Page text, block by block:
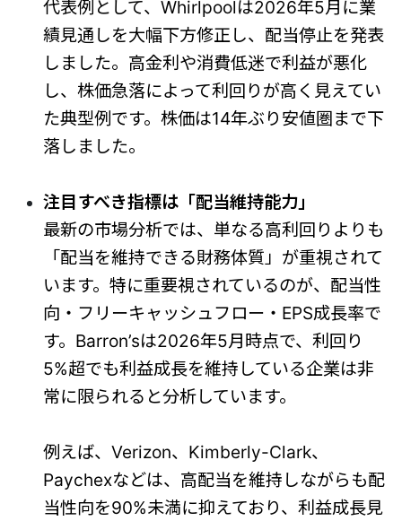
代表例として、Whirlpoolは2026年5月に業
績見通しを大幅下方修正し、配当停止を発表
しました。高金利や消費低迷で利益が悪化
し、株価急落によって利回りが高く見えてい
た典型例です。株価は14年ぶり安値圏まで下
落しました。
注目すべき指標は「配当維持能力」
最新の市場分析では、単なる高利回りよりも
「配当を維持できる財務体質」が重視されて
います。特に重要視されているのが、配当性
向・フリーキャッシュフロー・EPS成長率で
す。Barron’sは2026年5月時点で、利回り
5%超でも利益成長を維持している企業は非
常に限られると分析しています。
例えば、Verizon、Kimberly-Clark、
Paychexなどは、高配当を維持しながらも配
当性向を90%未満に抑えており、利益成長見